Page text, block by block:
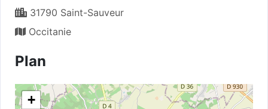
31790 Saint-Sauveur
Occitanie
Plan
+